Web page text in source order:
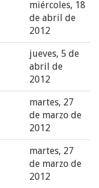
miércoles, 18
de abril de
2012
jueves, 5 de
abril de
2012
martes, 27
de marzo de
2012
martes, 27
de marzo de
2012